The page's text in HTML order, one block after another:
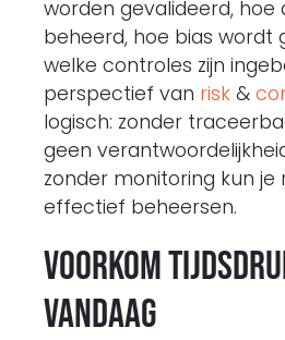
worden gevalideerd,
beheerd, hoe bias wordt
welke controles zijn
perspectief van risk &
logisch: zonder
geen
zonder monitoring kun je
effectief beheersen.
Voorkom
vandaag